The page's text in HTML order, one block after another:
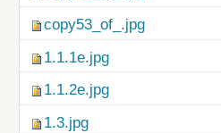
copy53_of_.jpg
1.1.1e.jpg
1.1.2e.jpg
1.3.jpg